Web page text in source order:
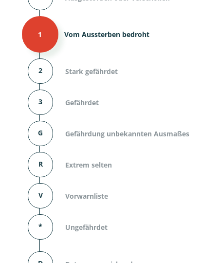
1 Vom Aussterben bedroht
2 Stark gefährdet
3 Gefährdet
G Gefährdung unbekannten Ausmaßes
R Extrem selten
V Vorwarnliste
* Ungefährdet